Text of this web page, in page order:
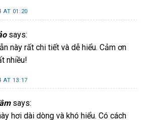
AT 01:20
says:
này rất chi tiết và dễ hiểu. Cảm ơn
nhiều!
AT 13:17
says:
hơi dài dòng và khó hiểu. Có cách